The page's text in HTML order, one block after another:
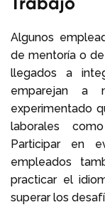
Algunos
de mentoría o
llegados a
emparejan a
experimentado
laborales
Participar en
empleados
practicar el
superar los